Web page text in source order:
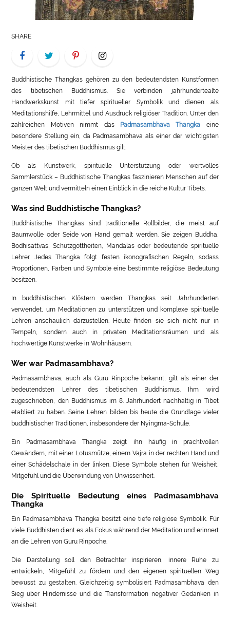
CONTACT
SHARE
Buddhistische Thangkas gehören zu den bedeutendsten Kunstformen
des tibetischen Buddhismus. Sie verbinden jahrhundertealte
Handwerkskunst mit tiefer spiritueller Symbolik und dienen als
Meditationshilfe, Lehrmittel und Ausdruck religiöser Tradition. Unter den
zahlreichen Motiven nimmt das Padmasambhava Thangka eine
besondere Stellung ein, da Padmasambhava als einer der wichtigsten
Meister des tibetischen Buddhismus gilt.
Ob als Kunstwerk, spirituelle Unterstützung oder wertvolles
Sammlerstück – Buddhistische Thangkas faszinieren Menschen auf der
ganzen Welt und vermitteln einen Einblick in die reiche Kultur Tibets.
Was sind Buddhistische Thangkas?
Buddhistische Thangkas sind traditionelle Rollbilder, die meist auf
Baumwolle oder Seide von Hand gemalt werden. Sie zeigen Buddha,
Bodhisattvas, Schutzgottheiten, Mandalas oder bedeutende spirituelle
Lehrer. Jedes Thangka folgt festen ikonografischen Regeln, sodass
Proportionen, Farben und Symbole eine bestimmte religiöse Bedeutung
besitzen.
In buddhistischen Klöstern werden Thangkas seit Jahrhunderten
verwendet, um Meditationen zu unterstützen und komplexe spirituelle
Lehren anschaulich darzustellen. Heute finden sie sich nicht nur in
Tempeln, sondern auch in privaten Meditationsräumen und als
hochwertige Kunstwerke in Wohnhäusern.
Wer war Padmasambhava?
Padmasambhava, auch als Guru Rinpoche bekannt, gilt als einer der
bedeutendsten Lehrer des tibetischen Buddhismus. Ihm wird
zugeschrieben, den Buddhismus im 8. Jahrhundert nachhaltig in Tibet
etabliert zu haben. Seine Lehren bilden bis heute die Grundlage vieler
buddhistischer Traditionen, insbesondere der Nyingma-Schule.
Ein Padmasambhava Thangka zeigt ihn häufig in prachtvollen
Gewändern, mit einer Lotusmütze, einem Vajra in der rechten Hand und
einer Schädelschale in der linken. Diese Symbole stehen für Weisheit,
Mitgefühl und die Überwindung von Unwissenheit.
Die Spirituelle Bedeutung eines Padmasambhava
Thangka
Ein Padmasambhava Thangka besitzt eine tiefe religiöse Symbolik. Für
viele Buddhisten dient es als Fokus während der Meditation und erinnert
an die Lehren von Guru Rinpoche.
Die Darstellung soll den Betrachter inspirieren, innere Ruhe zu
entwickeln, Mitgefühl zu fördern und den eigenen spirituellen Weg
bewusst zu gestalten. Gleichzeitig symbolisiert Padmasambhava den
Sieg über Hindernisse und die Transformation negativer Gedanken in
Weisheit.